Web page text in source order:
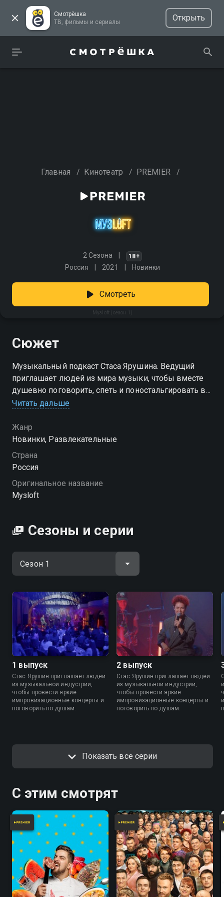
Смотрёшка
ТВ, фильмы и сериалы
Открыть
Главная / Кинотеатр / PREMIER /
2 Сезона 18+
Россия 2021 Новинки
Музloft (сезон 1)
Смотреть
Сюжет
Музыкальный подкаст Стаса Ярушина. Ведущий
приглашает людей из мира музыки, чтобы вместе
душевно поговорить, спеть и поностальгировать в
уютной атмосфере.
Посмотреть онлайн 1 сезон сериала Музloft вы
можете совершенно бесплатно в хорошем HD
качестве на Смотрёшке
Читать дальше
Жанр
Новинки, Развлекательные
Страна
Россия
Оригинальное название
Музloft
Сезоны и серии
1 выпуск
Стас Ярушин приглашает людей
из музыкальной индустрии,
чтобы провести яркие
импровизационные концерты и
поговорить по душам.
2 выпуск
Стас Ярушин приглашает людей
из музыкальной индустрии,
чтобы провести яркие
импровизационные концерты и
поговорить по душам.
Показать все серии
С этим смотрят